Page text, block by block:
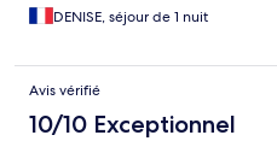
DENISE, séjour de 1 nuit
Avis vérifié
10/10 Exceptionnel